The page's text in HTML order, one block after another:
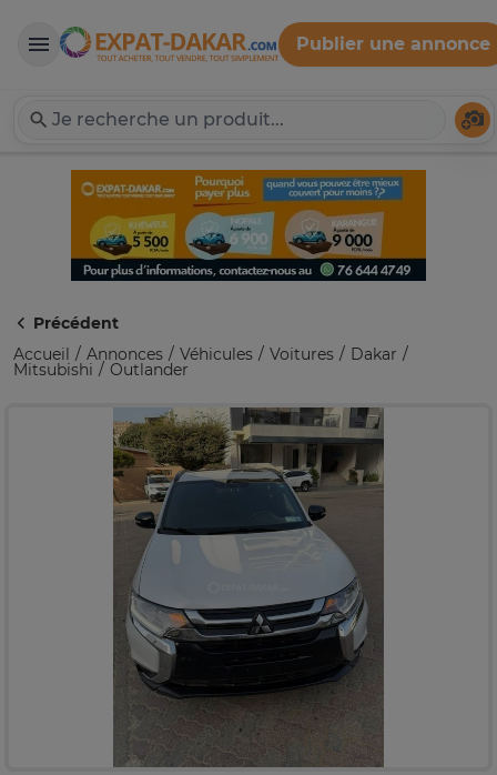
Expat-Dakar
Publier une annonce
Précédent
Accueil
Annonces Véhicules Voitures Dakar
Mitsubishi Outlander